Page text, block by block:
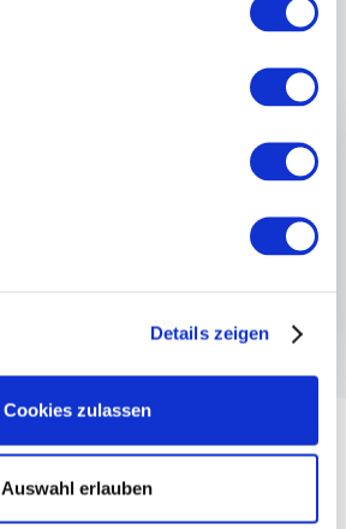
Details zeigen
Cookies zulassen
Auswahl erlauben